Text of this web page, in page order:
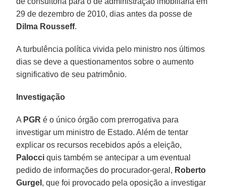
29 de dezembro de 2010, dias antes da posse de
Dilma Rousseff.
A turbulência política vivida pelo ministro nos últimos
dias se deve a questionamentos sobre o aumento
significativo de seu patrimônio.
Investigação
A PGR é o único órgão com prerrogativa para
investigar um ministro de Estado. Além de tentar
explicar os recursos recebidos após a eleição,
Palocci quis também se antecipar a um eventual
pedido de informações do procurador-geral, Roberto
Gurgel , que foi provocado pela oposição a investigar